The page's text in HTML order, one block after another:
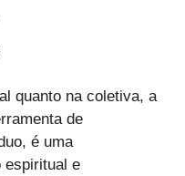
quanto na coletiva, a
de
é uma
espiritual e